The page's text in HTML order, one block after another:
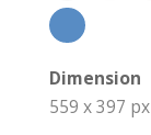
Dimension
559 x 397 px